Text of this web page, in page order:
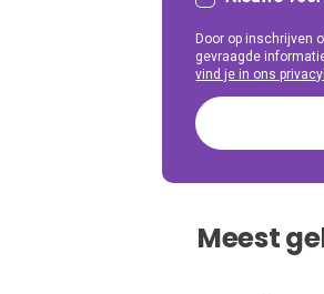
Door op inschrijven
gevraagde
vind je in ons
Meest